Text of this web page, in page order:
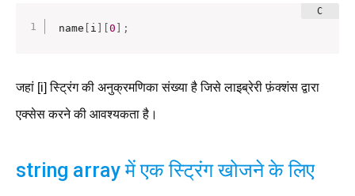
name [ i ] [0 ] ;
जहां [i] स्ट्रिंग की अनुक्रमणिका संख्या है जिसे लाइब्रेरी फ़ंक्शंस द्वारा
एक्सेस करने की आवश्यकता है।
string array में एक स्ट्रिंग खोजने के लिए